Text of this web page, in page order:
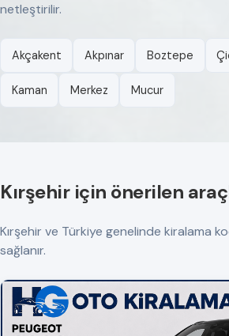
netleştirilir.
Akçakent Akpınar Boztepe
Kaman Merkez Mucur
Kırşehir için önerilen
Kırşehir ve Türkiye genelinde kiralama
sağlanır.